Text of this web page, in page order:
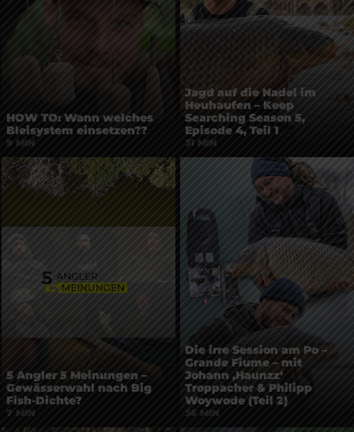
9 MIN
HOW TO: Wann welches
Bleisystem einsetzen??
31 MIN
Jagd auf die Nadel im
Heuhaufen – Keep
Searching Season 5,
Episode 4, Teil 1
7 MIN
5 Angler 5 Meinungen –
Gewässerwahl nach Big
Fish-Dichte?
36 MIN
Die irre Session am Po –
Grande Fiume – mit
Johann ‚Haunzz‘
Troppacher & Philipp
Woywode (Teil 2)